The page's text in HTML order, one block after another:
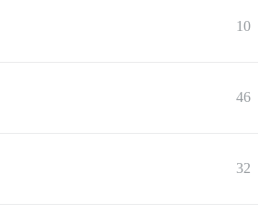
10
46
32